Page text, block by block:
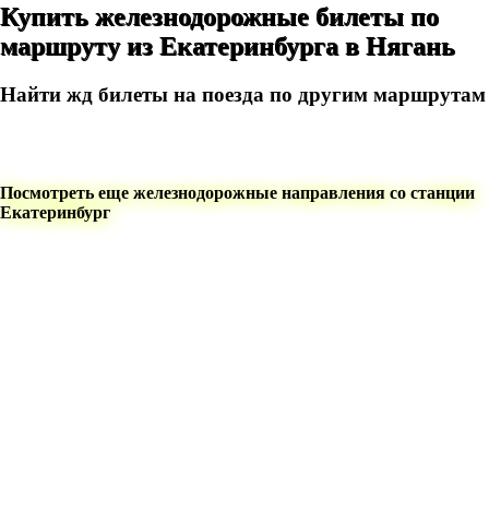
Купить железнодорожные билеты по
маршруту из Екатеринбурга в Нягань
Найти жд билеты на поезда по другим маршрутам
Посмотреть еще железнодорожные направления со станции
Екатеринбург